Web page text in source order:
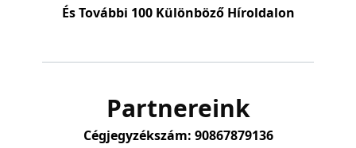
És További 100 Különböző Híroldalon
Partnereink
Cégjegyzékszám: 90867879136